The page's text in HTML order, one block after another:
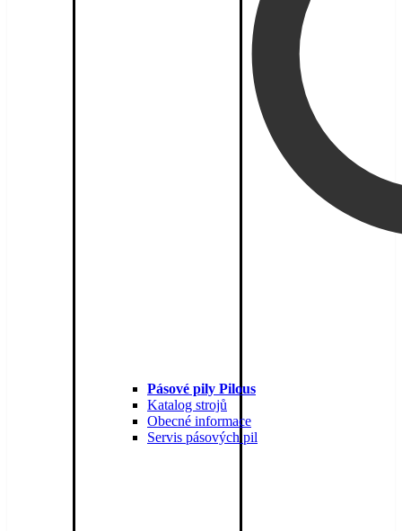
Pásové pily Pilous
Katalog strojů
Obecné informace
Servis pásových pil